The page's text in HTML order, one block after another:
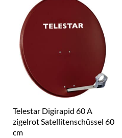
Telestar Digirapid 60 A
zigelrot Satellitenschüssel 60
cm